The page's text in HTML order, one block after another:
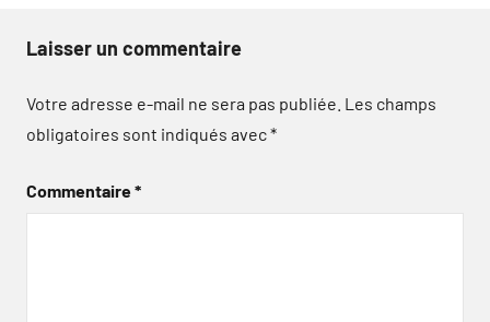
Laisser un commentaire
Votre adresse e-mail ne sera pas publiée. Les champs
obligatoires sont indiqués avec*
Commentaire*